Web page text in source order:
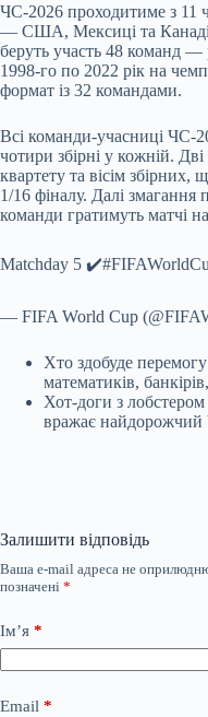
ЧС-2026 проходитиме з 11
— США, Мексиці та
беруть участь 48 команд —
1998-го по 2022 рік на
формат із 32 командами.
Всі команди-учасниці ЧС-
чотири збірні у кожній.
квартету та вісім збірних,
1/16 фіналу. Далі
команди гратимуть матчі
Matchday 5
— FIFA World Cup
Хто здобуде
математиків,
Хот-доги з
вражає найдорожчий
Залишити відповідь
Ваша e-mail адреса не
позначені *
Ім’я *
Email *